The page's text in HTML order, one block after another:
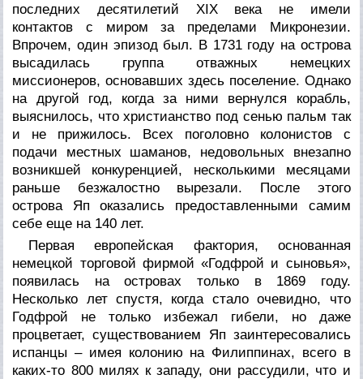
последних десятилетий XIX века не имели
контактов с миром за пределами Микронезии.
Впрочем, один эпизод был. В 1731 году на острова
высадилась группа отважных немецких
миссионеров, основавших здесь поселение. Однако
на другой год, когда за ними вернулся корабль,
выяснилось, что христианство под сенью пальм так
и не прижилось. Всех поголовно колонистов с
подачи местных шаманов, недовольных внезапно
возникшей конкуренцией, несколькими месяцами
раньше безжалостно вырезали. После этого
острова Яп оказались предоставленными самим
себе еще на 140 лет.
Первая европейская фактория, основанная
немецкой торговой фирмой «Годфрой и сыновья»,
появилась на островах только в 1869 году.
Несколько лет спустя, когда стало очевидно, что
Годфрой не только избежал гибели, но даже
процветает, существованием Яп заинтересовались
испанцы – имея колонию на Филиппинах, всего в
каких-то 800 милях к западу, они рассудили, что и